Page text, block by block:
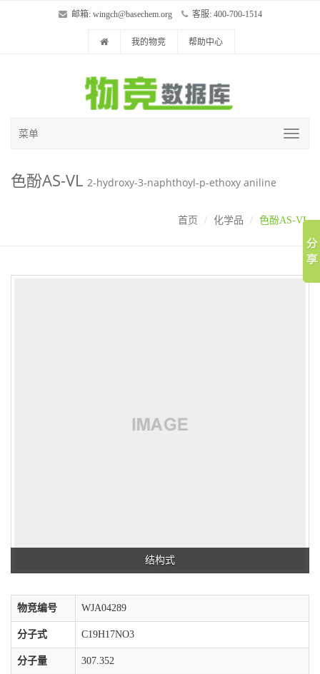
邮箱: wingch@basechem.org 客服: 400-700-1514
我的物竞 帮助中心
菜单
色酚AS-VL 2-hydroxy-3-naphthoyl-p-ethoxy aniline
首页 化学品 色酚AS-VL
结构式
物竞编号 WJA04289
分子式 C19H17NO3
分子量 307.352